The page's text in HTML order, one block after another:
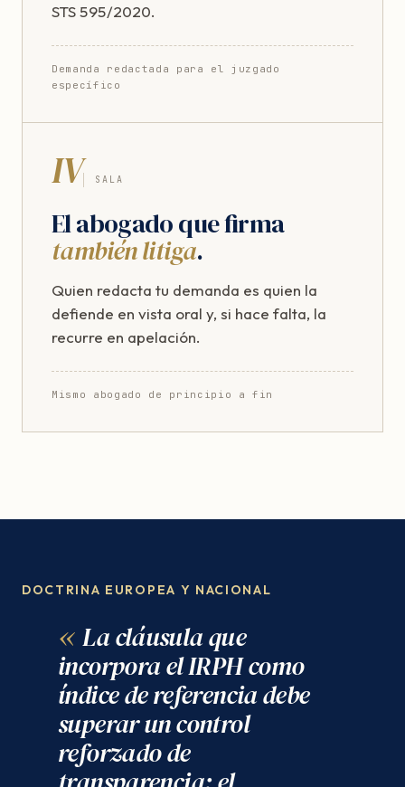
STS 595/2020.
Demanda redactada para el juzgado
específico
IV SALA
El abogado que firma
también litiga.
Quien redacta tu demanda es quien la
defiende en vista oral y, si hace falta, la
recurre en apelación.
Mismo abogado de principio a fin
DOCTRINA EUROPEA Y NACIONAL
La cláusula que
incorpora el IRPH como
índice de referencia debe
superar un control
reforzado de